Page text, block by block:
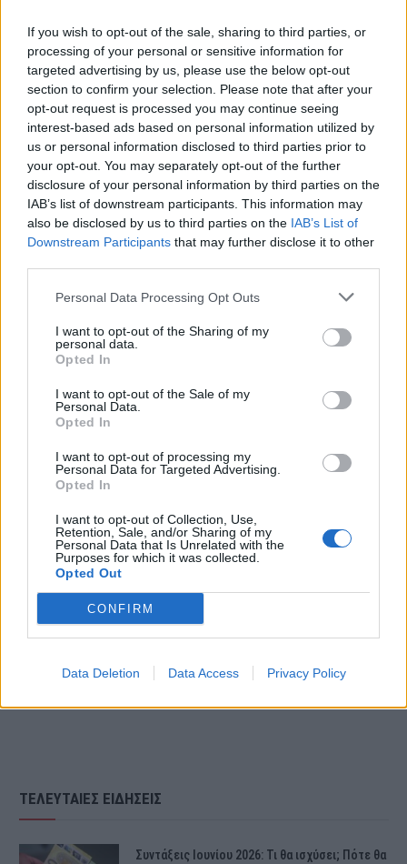
If you wish to opt-out of the sale, sharing to third parties, or
processing of your personal or sensitive information for
targeted advertising by us, please use the below opt-out
section to confirm your selection. Please note that after your
opt-out request is processed you may continue seeing
interest-based ads based on personal information utilized by
us or personal information disclosed to third parties prior to
your opt-out. You may separately opt-out of the further
disclosure of your personal information by third parties on the
IAB’s list of downstream participants. This information may
also be disclosed by us to third parties on the IAB’s List of
Downstream Participants that may further disclose it to other
Personal Data Processing Opt Outs
I want to opt-out of the Sharing of my
personal data.
Opted In
I want to opt-out of the Sale of my
Personal Data.
Opted In
I want to opt-out of processing my
Personal Data for Targeted Advertising.
Opted In
I want to opt-out of Collection, Use,
Retention, Sale, and/or Sharing of my
Personal Data that Is Unrelated with the
Purposes for which it was collected.
Opted Out
CONFIRM
Data Deletion Data Access Privacy Policy
εγκληματική οργάνωση και ξέπλυμα
μαύρου χρήματος.
«Εδώ γράφουμε τραγουδάκι, γιατί
αύριο έχει J2US. Ακούσαμε τα
σχολιανά μας. Εντάξει έχουμε
συνηθίσει στην αδικία. Παρόλα αυτά…
πάρτι! Σας αγαπάω όλους για τα καλά
μηνύματα» ακούγεται να λέει ο Νίκος
Κοκλώνης.
ΤΕΛΕΥΤΑΙΕΣ ΕΙΔΗΣΕΙΣ
Συντάξεις Ιουνίου 2026: Τι θα ισχύσει; Πότε θα